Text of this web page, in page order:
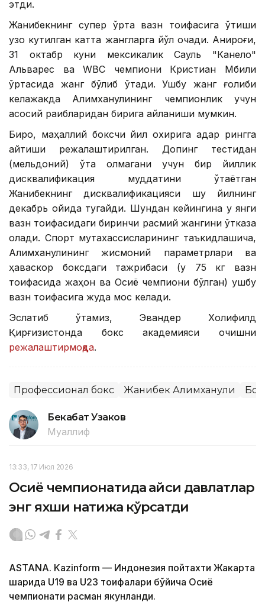
этди.
Жанибекнинг супер ўрта вазн тоифасига ўтиши
узоқ кутилган катта жангларга йўл очади. Аниқроғи,
31 октабр куни мексикалик Сауль "Канело"
Альварес ва WВC чемпиони Кристиан Мбили
ўртасида жанг бўлиб ўтади. Ушбу жанг ғолиби
келажакда Алимханулининг чемпионлик учун
асосий рақибларидан бирига айланиши мумкин.
Бироқ, маҳаллий боксчи йил охирига қадар рингга
қайтиши режалаштирилган. Допинг тестидан
(мельдоний) ўта олмагани учун бир йиллик
дисквалификация муддатини ўтаётган
Жанибекнинг дисквалификацияси шу йилнинг
декабрь ойида тугайди. Шундан кейингина у янги
вазн тоифасидаги биринчи расмий жангини ўтказа
олади. Спорт мутахассисларининг таъкидлашича,
Алимханулининг жисмоний параметрлари ва
ҳаваскор боксдаги тажрибаси (у 75 кг вазн
тоифасида жаҳон ва Осиё чемпиони бўлган) ушбу
вазн тоифасига жуда мос келади.
Эслатиб ўтамиз, Эвандер Холифилд
Қирғизистонда бокс академияси очишни
режалаштирмоқда.
Профессионал бокс Жанибек Алимханули
Бекабат Узаков
Муаллиф
13:33, 17 Июл 2026
Осиё чемпионатида қайси давлатлар
энг яхши натижа кўрсатди
ASTANA. Kazinform — Индонезия пойтахти Жакарта
шаҳрида U19 ва U23 тоифалари бўйича Осиё
чемпионати расман якунланди.